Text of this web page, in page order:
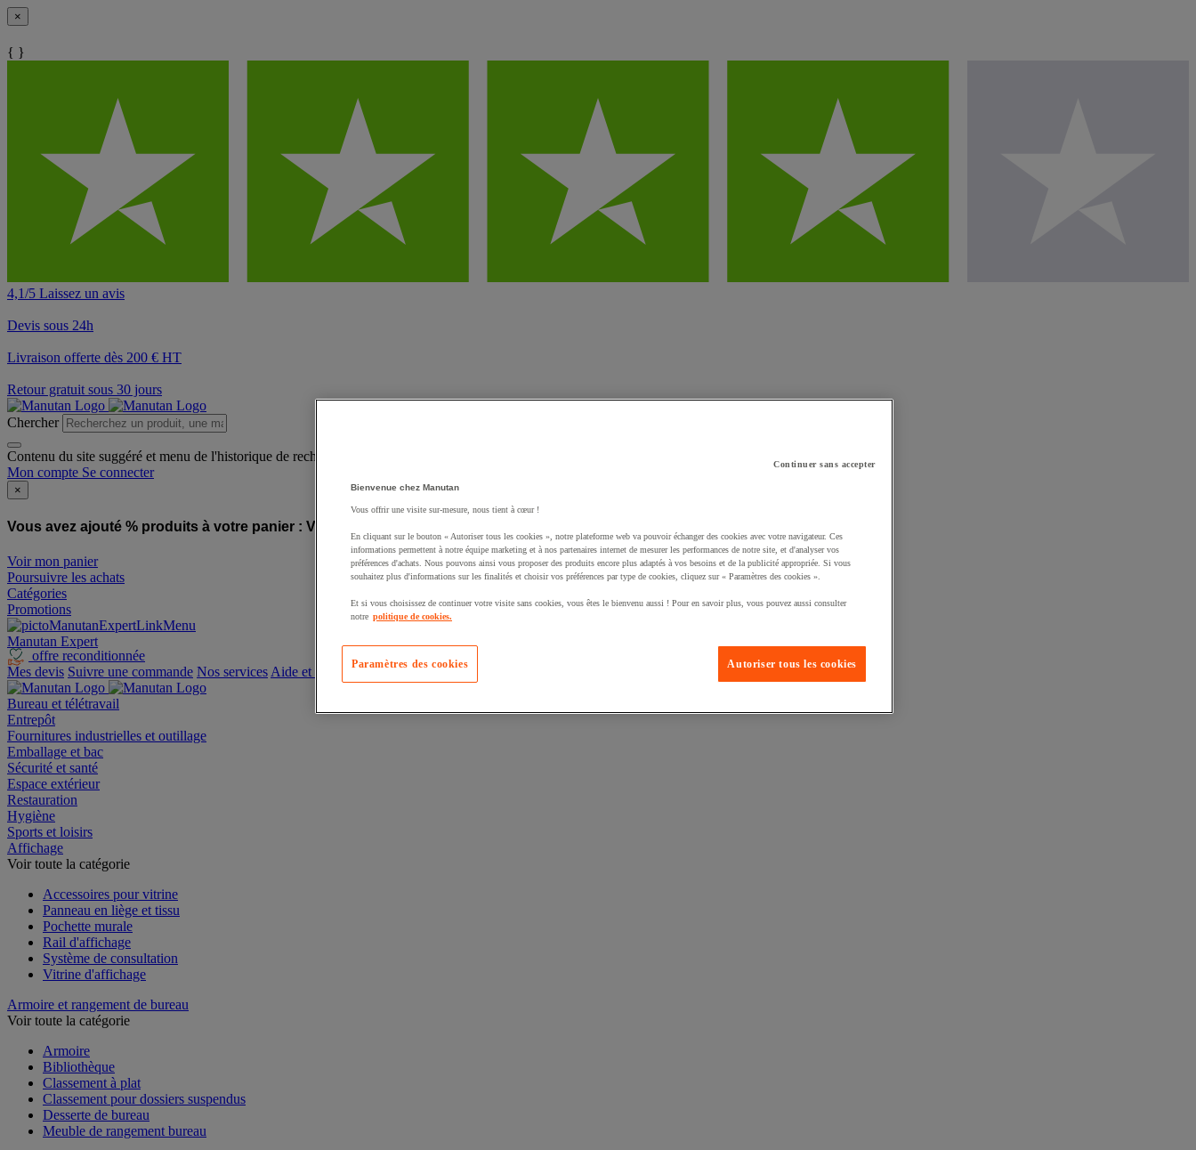
×
{ }
4,1/5 Laissez un avis
Devis sous 24h
Livraison offerte dès 200 € HT
Retour gratuit sous 30 jours
Chercher
Contenu du site suggéré et menu de l'historique de recherche
Mon compte Se connecter
×
Vous avez ajouté % produits à votre panier : Vous avez ajouté un produit à votre panier :
Voir mon panier
Poursuivre les achats
Catégories
Promotions
Manutan Expert
offre reconditionnée
Mes devis Suivre une commande Nos services Aide et contact
Bureau et télétravail
Entrepôt
Fournitures industrielles et outillage
Emballage et bac
Sécurité et santé
Espace extérieur
Restauration
Hygiène
Sports et loisirs
Affichage
Voir toute la catégorie
Accessoires pour vitrine
Panneau en liège et tissu
Pochette murale
Rail d'affichage
Système de consultation
Vitrine d'affichage
Armoire et rangement de bureau
Voir toute la catégorie
Armoire
Bibliothèque
Classement à plat
Classement pour dossiers suspendus
Desserte de bureau
Meuble de rangement bureau
Continuer sans accepter
Bienvenue chez Manutan
Vous offrir une visite sur-mesure, nous tient à cœur !
En cliquant sur le bouton « Autoriser tous les cookies », notre plateforme web va pouvoir échanger des cookies avec votre navigateur. Ces
informations permettent à notre équipe marketing et à nos partenaires internet de mesurer les performances de notre site, et d'analyser vos
préférences d'achats. Nous pouvons ainsi vous proposer des produits encore plus adaptés à vos besoins et de la publicité appropriée. Si vous
souhaitez plus d'informations sur les finalités et choisir vos préférences par type de cookies, cliquez sur « Paramètres des cookies ».
Et si vous choisissez de continuer votre visite sans cookies, vous êtes le bienvenu aussi ! Pour en savoir plus, vous pouvez aussi consulter
notre politique de cookies.
Autoriser tous les cookies
Paramètres des cookies